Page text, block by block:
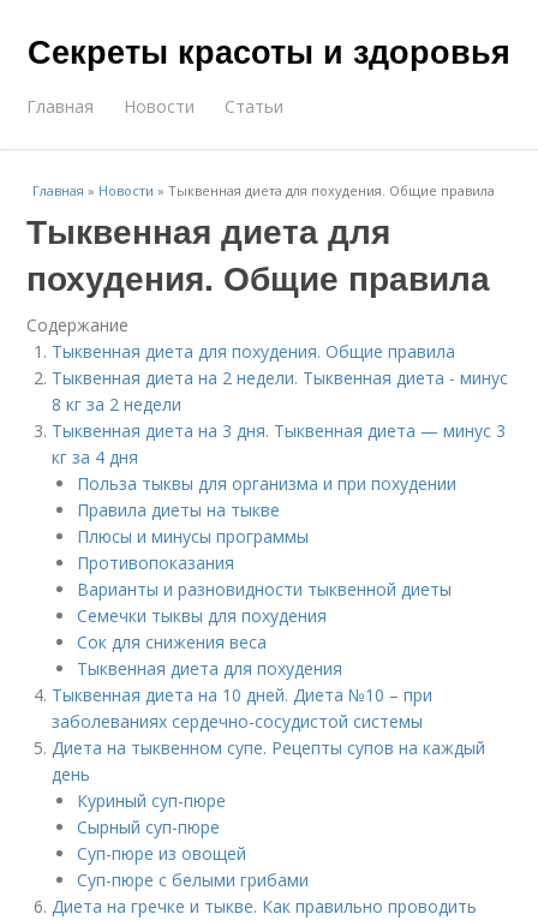
Секреты красоты и здоровья
Главная Новости Статьи
Главная » Новости »Тыквенная диета для похудения. Общие правила
Тыквенная диета для
похудения. Общие правила
Содержание
Тыквенная диета для похудения. Общие правила
Тыквенная диета на 2 недели. Тыквенная диета - минус
8 кг за 2 недели
Тыквенная диета на 3 дня. Тыквенная диета — минус 3
кг за 4 дня
Польза тыквы для организма и при похудении
Правила диеты на тыкве
Плюсы и минусы программы
Противопоказания
Варианты и разновидности тыквенной диеты
Семечки тыквы для похудения
Сок для снижения веса
Тыквенная диета для похудения
Тыквенная диета на 10 дней. Диета №10 – при
заболеваниях сердечно-сосудистой системы
Диета на тыквенном супе. Рецепты супов на каждый
день
Куриный суп-пюре
Сырный суп-пюре
Суп-пюре из овощей
Суп-пюре с белыми грибами
Диета на гречке и тыкве. Как правильно проводить